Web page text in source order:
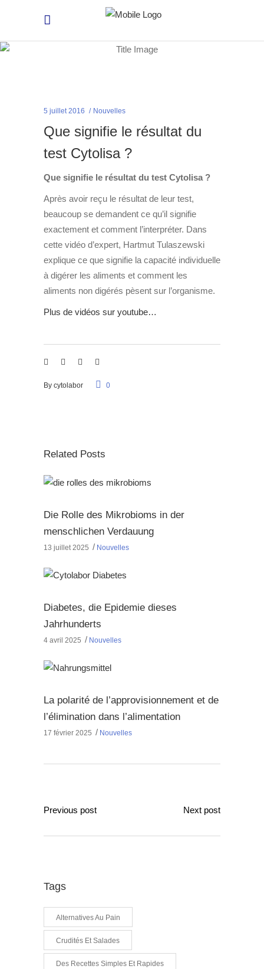
5 juillet 2016 Nouvelles
Que signifie le résultat du
test Cytolisa ?
Que signifie le résultat du test Cytolisa ?
Après avoir reçu le résultat de leur test,
beaucoup se demandent ce qu’il signifie
exactement et comment l’interpréter. Dans
cette vidéo d’expert, Hartmut Tulaszewski
explique ce que signifie la capacité individuelle
à digérer les aliments et comment les
aliments non digérés pèsent sur l’organisme.
Plus de vidéos sur youtube…
By cytolabor 0
Related Posts
Die Rolle des Mikrobioms in der
menschlichen Verdauung
13 juillet 2025 Nouvelles
Diabetes, die Epidemie dieses
Jahrhunderts
4 avril 2025 Nouvelles
La polarité de l’approvisionnement et de
l’élimination dans l’alimentation
17 février 2025 Nouvelles
Previous post Next post
Tags
Alternatives Au Pain
Crudités Et Salades
Des Recettes Simples Et Rapides